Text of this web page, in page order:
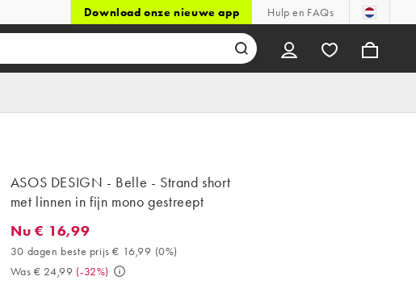
Download onze nieuwe app Hulp en FAQs
ASOS DESIGN - Belle - Strand short
met linnen in fijn mono gestreept
Nu € 16,99. 30 dagen beste prijs € 16,99 (0%). Was € 24,99. (-32%)
Nu € 16,99
30 dagen beste prijs € 16,99 (0%)
Was € 24,99 (-32%)